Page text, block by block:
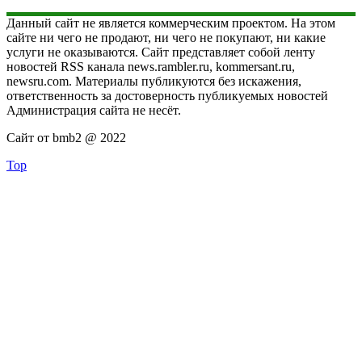
Данный сайт не является коммерческим проектом. На этом
сайте ни чего не продают, ни чего не покупают, ни какие
услуги не оказываются. Сайт представляет собой ленту
новостей RSS канала news.rambler.ru, kommersant.ru,
newsru.com. Материалы публикуются без искажения,
ответственность за достоверность публикуемых новостей
Администрация сайта не несёт.
Сайт от bmb2 @ 2022
Top